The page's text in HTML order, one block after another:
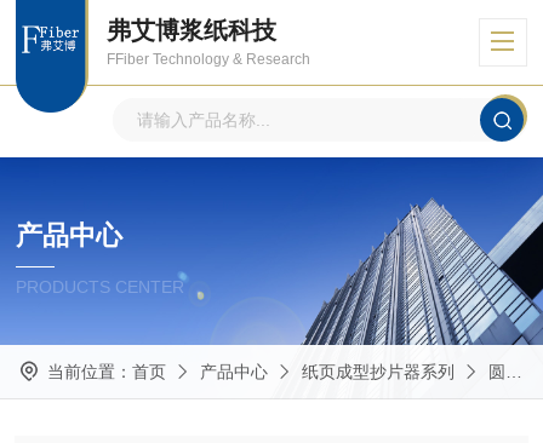
弗艾博浆纸科技
FFiber Technology & Research
产品中心
PRODUCTS CENTER
当前位置： 首页 产品中心 纸页成型抄片器系列 圆形抄片机